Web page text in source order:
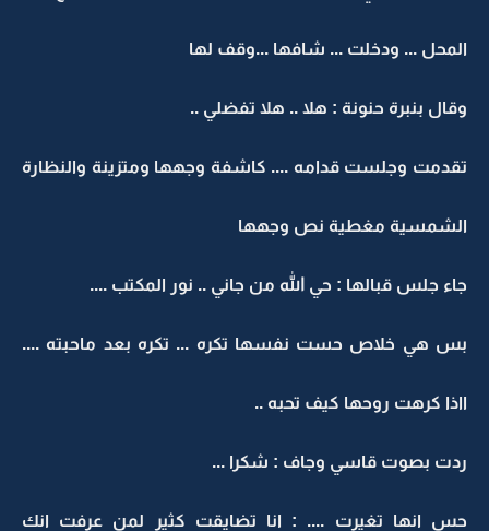
المحل ... ودخلت ... شافها ...وقف لها
وقال بنبرة حنونة : هلا .. هلا تفضلي ..
تقدمت وجلست قدامه .... كاشفة وجهها ومتزينة والنظارة
الشمسية مغطية نص وجهها
جاء جلس قبالها : حي الله من جاني .. نور المكتب ....
بس هي خلاص حست نفسها تكره ... تكره بعد ماحبته ....
ااذا كرهت روحها كيف تحبه ..
ردت بصوت قاسي وجاف : شكرا ...
حس انها تغيرت .... : انا تضايقت كثير لمن عرفت انك